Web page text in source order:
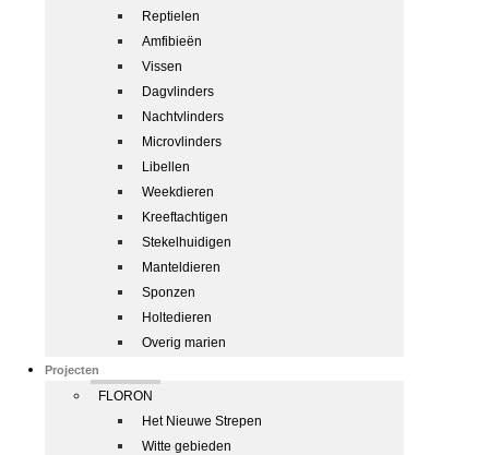
Reptielen
Amfibieën
Vissen
Dagvlinders
Nachtvlinders
Microvlinders
Libellen
Weekdieren
Kreeftachtigen
Stekelhuidigen
Manteldieren
Sponzen
Holtedieren
Overig marien
Projecten
FLORON
Het Nieuwe Strepen
Witte gebieden